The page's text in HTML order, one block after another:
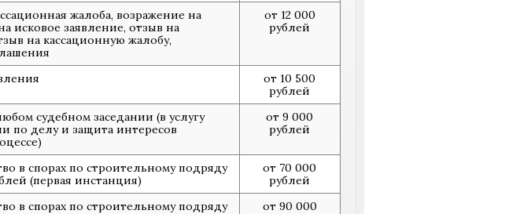
жалоба, возражение на
исковое заявление, отзыв на
на кассационную жалобу,
от 12 000
рублей
от 10 500
рублей
судебном заседании (в услугу
по делу и защита интересов
от 9 000
рублей
в спорах по строительному подряду
(первая инстанция)
от 70 000
рублей
в спорах по строительному подряду
от 90 000